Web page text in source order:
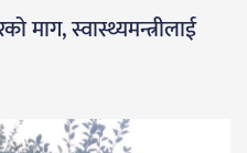
माग, स्वास्थ्यमन्त्रीलाई